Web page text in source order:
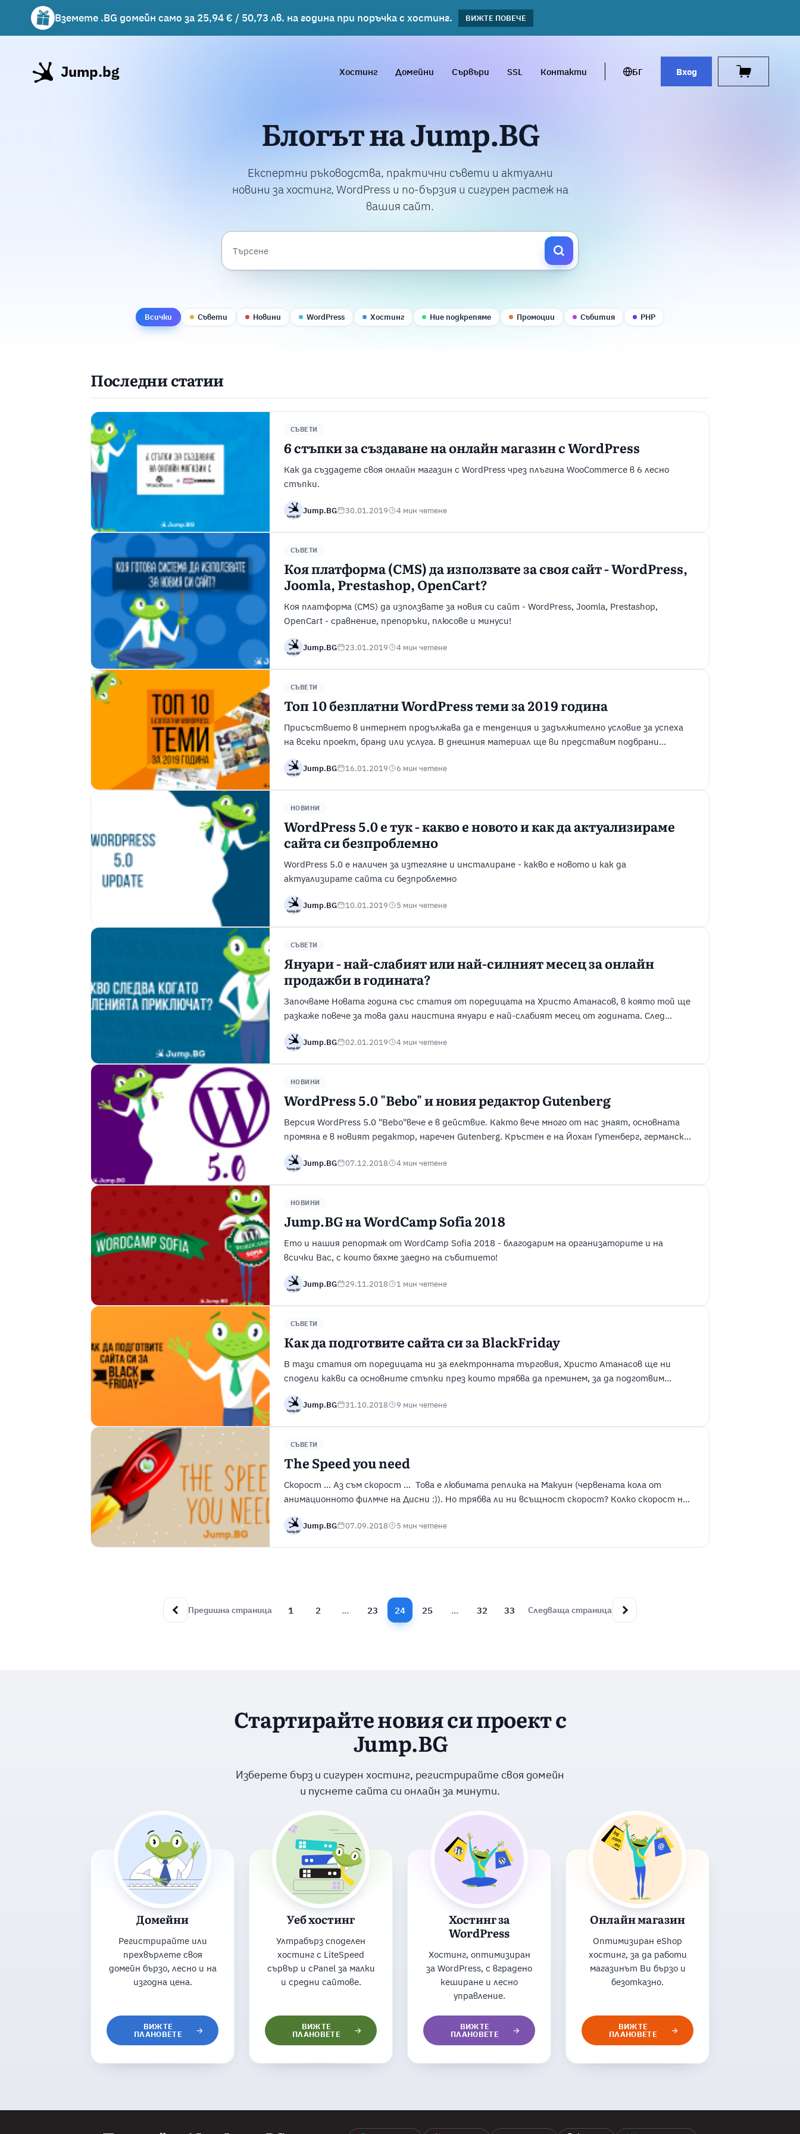
Вземете .BG домейн само за 25,94 € / 50,73 лв. на година при поръчка с хостинг. ВИЖТЕ ПОВЕЧЕ
Вземете подарък чаша с избрани хостинг планове! ВИЖΤΕ ПОВЕЧЕ
Jump.bg Хостинг Домейни Сървъри SSL Контакти БГ Вход
Блогът на Jump.BG
Експертни ръководства, практични съвети и актуални
новини за хостинг, WordPress и по-бързия и сигурен растеж на
вашия сайт.
Всички Съвети Новини WordPress Хостинг Ние подкрепяме Промоции Събития PHP
Последни статии
СЪВЕТИ
6 стъпки за създаване на онлайн магазин с WordPress
Как да създадете своя онлайн магазин с WordPress чрез плъгина WooCommerce в 6 лесно
стъпки.
Jump.BG 30.01.2019 4 мин четене
СЪВЕТИ
Коя платформа (CMS) да използвате за своя сайт - WordPress,
Joomla, Prestashop, OpenCart?
Коя платформа (CMS) да използвате за новия си сайт - WordPress, Joomla, Prestashop,
OpenCart - сравнение, препоръки, плюсове и минуси!
Jump.BG 23.01.2019 4 мин четене
СЪВЕТИ
Топ 10 безплатни WordPress теми за 2019 година
Присъствието в интернет продължава да е тенденция и задължително условие за успеха
на всеки проект, бранд или услуга. В днешния материал ще ви представим подбрани
безплатни теми за WordPress за тази година, с които да стартирате успешно проекта си.
Как да изберете най-подходящата тема за вашия сайт? Всяка WordPress тема е съвкупност
Jump.BG 16.01.2019 6 мин четене
НОВИНИ
WordPress 5.0 е тук - какво е новото и как да актуализираме
сайта си безпроблемно
WordPress 5.0 е наличен за изтегляне и инсталиране - какво е новото и как да
актуализирате сайта си безпроблемно
Jump.BG 10.01.2019 5 мин четене
СЪВЕТИ
Януари - най-слабият или най-силният месец за онлайн
продажби в годината?
Започваме Новата година със статия от поредицата на Христо Атанасов, в която той ще
разкаже повече за това дали наистина януари е най-слабият месец от годината. След
Коледните празници обикновено всички са похарчили парите си за подаръци, за партита и
празненства, и потреблението през януари най-често рязко намалява. Това е една теория
Jump.BG 02.01.2019 4 мин четене
НОВИНИ
WordPress 5.0 "Bebo" и новия редактор Gutenberg
Версия WordPress 5.0 "Bebo"вече е в действие. Както вече много от нас знаят, основната
промяна е в новият редактор, наречен Gutenberg. Кръстен е на Йохан Гутенберг, германски
златар, който поставя началото на революцията в печатането. В днешната статия ще
разкажем кога и как плавно да направите прехода към WordPress 5.0 Защо се променя
Jump.BG 07.12.2018 4 мин четене
НОВИНИ
Jump.BG на WordCamp Sofia 2018
Ето и нашия репортаж от WordCamp Sofia 2018 - благодарим на организаторите и на
всички Вас, с които бяхме заедно на събитието!
Jump.BG 29.11.2018 1 мин четене
СЪВЕТИ
Как да подготвите сайта си за BlackFriday
В тази статия от поредицата ни за електронната търговия, Христо Атанасов ще ни
сподели какви са основните стъпки през които трябва да преминем, за да подготвим
магазина си за предстоящите Black Friday и коледни промоции. 1. Поставете цели “Когато
не знаеш къде отиваш, винаги отиваш другаде”. Това е още една от култовите реплики на
Jump.BG 31.10.2018 9 мин четене
СЪВЕТИ
The Speed you need
Скорост … Аз съм скорост … Това е любимата реплика на Макуин (червената кола от
анимационното филмче на Дисни :)). Но трябва ли ни всъщност скорост? Колко скорост ни
трябва и за какво ни е тя? В тази статия очевидно ще си говорим за скоростта. Но
скоростта може да има най-различни проявления в нашия ...
Jump.BG 07.09.2018 5 мин четене
Предишна страница 1 2 ... 23 24 25 ... 32 33 Следваща страница
Стартирайте новия си проект с
Jump.BG
Изберете бърз и сигурен хостинг, регистрирайте своя домейн
и пуснете сайта си онлайн за минути.
Домейни
Регистрирайте или
прехвърлете своя
домейн бързо, лесно и на
изгодна цена.
ВИЖТЕ
ПЛАНОВЕТЕ
Уеб хостинг
Ултрабърз споделен
хостинг с LiteSpeed
сървър и cPanel за малки
и средни сайтове.
ВИЖТЕ
ПЛАНОВЕТЕ
Хостинг за
WordPress
Хостинг, оптимизиран
за WordPress, с вградено
кеширане и лесно
управление.
ВИЖТЕ
ПЛАНОВЕТЕ
Онлайн магазин
Оптимизиран eShop
хостинг, за да работи
магазинът Ви бързо и
безотказно.
ВИЖТЕ
ПЛАНОВЕТЕ